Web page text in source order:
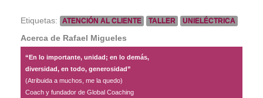
Etiquetas: ATENCIÓN AL CLIENTE TALLER UNIELÉCTRICA
Acerca de Rafael Migueles
“En lo importante, unidad; en lo demás,
diversidad, en todo, generosidad”
(Atribuida a muchos, me la quedo)
Coach y fundador de Global Coaching